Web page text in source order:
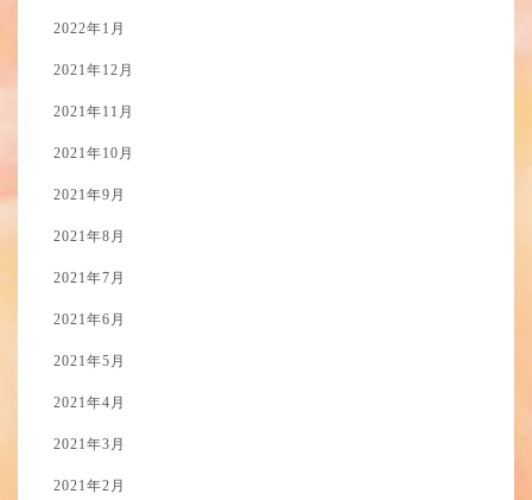
2022年1月
2021年12月
2021年11月
2021年10月
2021年9月
2021年8月
2021年7月
2021年6月
2021年5月
2021年4月
2021年3月
2021年2月